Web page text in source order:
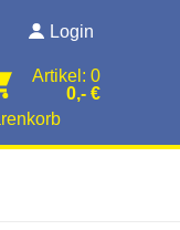
Login
Artikel: 0
0,- €